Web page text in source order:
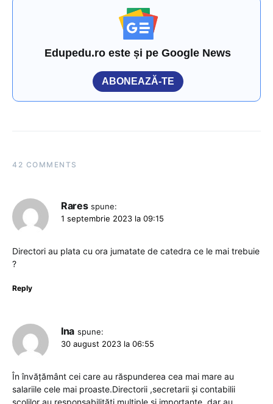
Edupedu.ro este și pe Google News
ABONEAZĂ-TE
42 COMMENTS
Rares spune:
1 septembrie 2023 la 09:15
Directori au plata cu ora jumatate de catedra ce le mai trebuie
?
Reply
Ina spune:
30 august 2023 la 06:55
În învățământ cei care au răspunderea cea mai mare au
salariile cele mai proaste.Directorii ,secretarii și contabilii
școlilor au responsabilități multiple și importante ,dar au